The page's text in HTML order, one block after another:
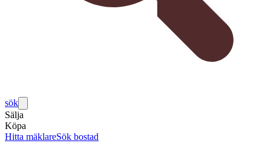
sök
Sälja
Köpa
Hitta mäklareSök bostad